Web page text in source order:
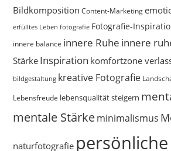
Bildkomposition Content-Marketing
erfülltes Leben fotografie Fotografie-
innere balance innere Ruhe innere
Stärke Inspiration komfortzone
bildgestaltung kreative Fotografie
Lebensfreude lebensqualität steigern
mentale Stärkeminimalismus
naturfotografie persönliche